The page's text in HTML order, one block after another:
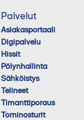
Palvelut
Asiakasportaali
Digipalvelu
Hissit
Pölynhallinta
Sähköistys
Telineet
Timanttiporaus
Torninosturit